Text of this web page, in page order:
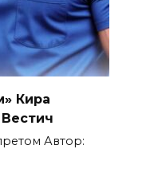
Кира
Автор: